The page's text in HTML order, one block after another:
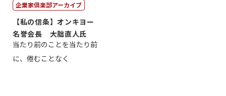
企業家倶楽部アーカイブ
【私の信条】オンキヨー
名誉会長 大朏直人氏
当たり前のことを当たり前
に、倦むことなく